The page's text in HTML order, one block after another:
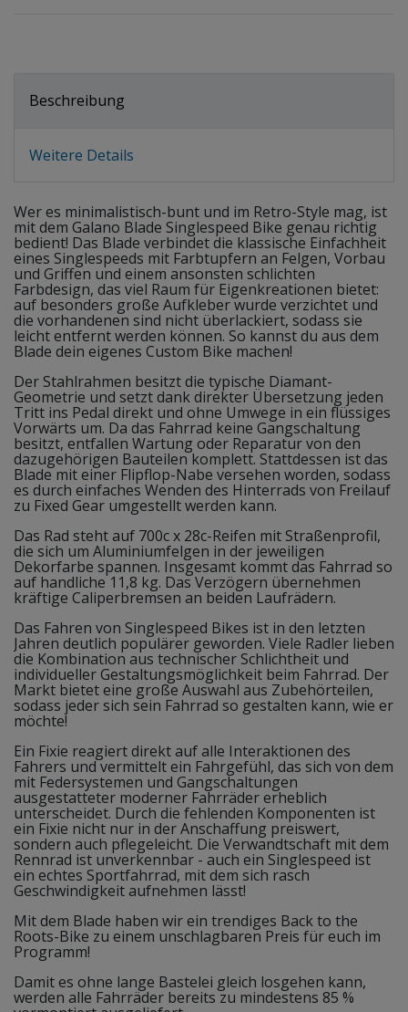
Beschreibung
Weitere Details
Wer es minimalistisch-bunt und im Retro-Style mag, ist
mit dem Galano Blade Singlespeed Bike genau richtig
bedient! Das Blade verbindet die klassische Einfachheit
eines Singlespeeds mit Farbtupfern an Felgen, Vorbau
und Griffen und einem ansonsten schlichten
Farbdesign, das viel Raum für Eigenkreationen bietet:
auf besonders große Aufkleber wurde verzichtet und
die vorhandenen sind nicht überlackiert, sodass sie
leicht entfernt werden können. So kannst du aus dem
Blade dein eigenes Custom Bike machen!
Der Stahlrahmen besitzt die typische Diamant-
Geometrie und setzt dank direkter Übersetzung jeden
Tritt ins Pedal direkt und ohne Umwege in ein flüssiges
Vorwärts um. Da das Fahrrad keine Gangschaltung
besitzt, entfallen Wartung oder Reparatur von den
dazugehörigen Bauteilen komplett. Stattdessen ist das
Blade mit einer Flipflop-Nabe versehen worden, sodass
es durch einfaches Wenden des Hinterrads von Freilauf
zu Fixed Gear umgestellt werden kann.
Das Rad steht auf 700c x 28c-Reifen mit Straßenprofil,
die sich um Aluminiumfelgen in der jeweiligen
Dekorfarbe spannen. Insgesamt kommt das Fahrrad so
auf handliche 11,8 kg. Das Verzögern übernehmen
kräftige Caliperbremsen an beiden Laufrädern.
Das Fahren von Singlespeed Bikes ist in den letzten
Jahren deutlich populärer geworden. Viele Radler lieben
die Kombination aus technischer Schlichtheit und
individueller Gestaltungsmöglichkeit beim Fahrrad. Der
Markt bietet eine große Auswahl aus Zubehörteilen,
sodass jeder sich sein Fahrrad so gestalten kann, wie er
möchte!
Ein Fixie reagiert direkt auf alle Interaktionen des
Fahrers und vermittelt ein Fahrgefühl, das sich von dem
mit Federsystemen und Gangschaltungen
ausgestatteter moderner Fahrräder erheblich
unterscheidet. Durch die fehlenden Komponenten ist
ein Fixie nicht nur in der Anschaffung preiswert,
sondern auch pflegeleicht. Die Verwandtschaft mit dem
Rennrad ist unverkennbar - auch ein Singlespeed ist
ein echtes Sportfahrrad, mit dem sich rasch
Geschwindigkeit aufnehmen lässt!
Mit dem Blade haben wir ein trendiges Back to the
Roots-Bike zu einem unschlagbaren Preis für euch im
Programm!
Damit es ohne lange Bastelei gleich losgehen kann,
werden alle Fahrräder bereits zu mindestens 85 %